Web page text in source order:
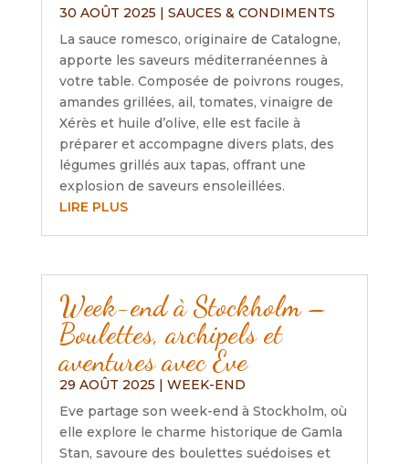
30 AOÛT 2025
SAUCES & CONDIMENTS
La sauce romesco, originaire de Catalogne,
apporte les saveurs méditerranéennes à
votre table. Composée de poivrons rouges,
amandes grillées, ail, tomates, vinaigre de
Xérès et huile d’olive, elle est facile à
préparer et accompagne divers plats, des
légumes grillés aux tapas, offrant une
explosion de saveurs ensoleillées.
LIRE PLUS
Week-end à Stockholm –
Boulettes, archipels et
aventures avec Eve
29 AOÛT 2025 | WEEK-END
Eve partage son week-end à Stockholm, où
elle explore le charme historique de Gamla
Stan, savoure des boulettes suédoises et